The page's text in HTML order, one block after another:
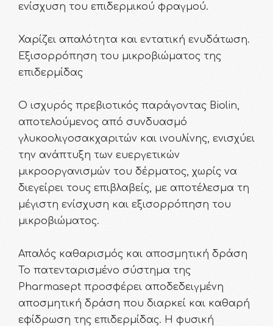
ενίσχυση του επιδερμικού φραγμού.
Χαρίζει απαλότητα και εντατική ενυδάτωση.
Εξισορρόπηση του μικροβιώματος της
επιδερμίδας
Ο ισχυρός πρεβιοτικός παράγοντας Biolin,
αποτελούμενος από συνδυασμό
γλυκοολιγοσακχαριτών και ινουλίνης, ενισχύει
την ανάπτυξη των ευεργετικών
μικροοργανισμών του δέρματος, χωρίς να
διεγείρει τους επιβλαβείς, με αποτέλεσμα τη
μέγιστη ενίσχυση και εξισορρόπηση του
μικροβιώματος.
Απαλός καθαρισμός και αποσμητική δράση
Το πατενταρισμένο σύστημα της
Pharmasept προσφέρει αποδεδειγμένη
αποσμητική δράση που διαρκεί και καθαρή
εφίδρωση της επιδερμίδας. Η φυσική